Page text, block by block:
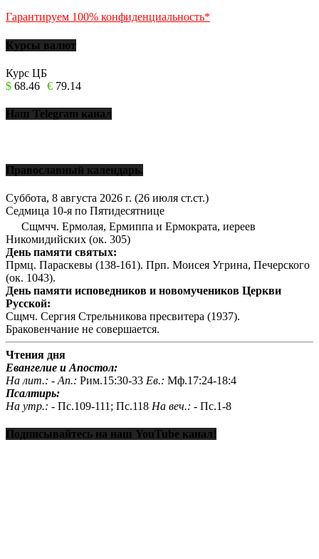
Гарантируем 100% конфиденциальность*
Курсы валют
Курс ЦБ
$ 68.46 € 79.14
Наш Telegram канал
Православный календарь.
Суббота, 8 августа 2026 г. (26 июля ст.ст.)
Седмица 10-я по Пятидесятнице
Сщмчч. Ермолая, Ермиппа и Ермократа, иереев
Никомидийских (ок. 305)
День памяти святых:
Прмц. Параскевы (138-161). Прп. Моисея Угрина, Печерского
(ок. 1043).
День памяти исповедников и новомучеников Церкви
Русской:
Сщмч. Сергия Стрельникова пресвитера (1937).
Браковенчание не совершается.
Чтения дня
Евангелие и Апостол:
На лит.: - Ап.: Рим.15:30-33 Ев.: Мф.17:24-18:4
Псалтирь:
На утр.: - Пс.109-111; Пс.118 На веч.: - Пс.1-8
Подписывайтесь на наш YouTube канал!